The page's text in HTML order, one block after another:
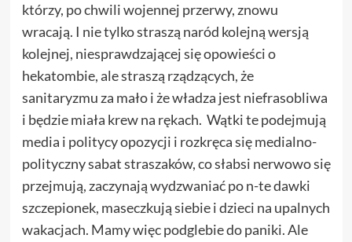
którzy, po chwili wojennej przerwy, znowu
wracają. I nie tylko straszą naród kolejną wersją
kolejnej, niesprawdzającej się opowieści o
hekatombie, ale straszą rządzących, że
sanitaryzmu za mało i że władza jest niefrasobliwa
i będzie miała krew na rękach. Wątki te podejmują
media i politycy opozycji i rozkręca się medialno-
polityczny sabat straszaków, co słabsi nerwowo się
przejmują, zaczynają wydzwaniać po n-te dawki
szczepionek, maseczkują siebie i dzieci na upalnych
wakacjach. Mamy więc podglebie do paniki. Ale